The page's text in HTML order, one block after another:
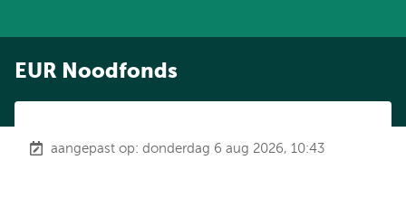
EUR Noodfonds
aangepast op: donderdag 6 aug 2026, 10:43